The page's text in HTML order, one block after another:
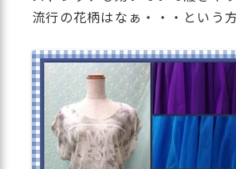
流行の花柄はなぁ・・・という